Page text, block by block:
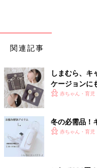
関連記事
しまむら、
ケージョンに
赤ちゃん・育児
冬の必需品！
赤ちゃん・育児